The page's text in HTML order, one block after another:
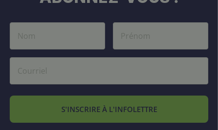
S'INSCRIRE À L'INFOLETTRE